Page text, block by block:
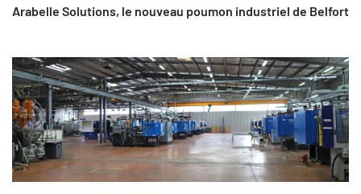
Arabelle Solutions, le nouveau poumon industriel de Belfort